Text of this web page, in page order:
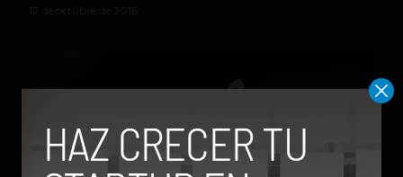
12 de octubre de 2016